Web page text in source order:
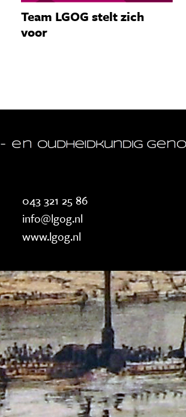
Team LGOG stelt zich
voor
043 321 25 86
info@lgog.nl
www.lgog.nl